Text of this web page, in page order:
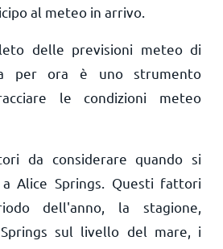
al meteo in arrivo.
delle previsioni meteo di
per ora è uno strumento
le condizioni meteo
da considerare quando si
Alice Springs. Questi fattori
dell'anno, la stagione,
sul livello del mare, i